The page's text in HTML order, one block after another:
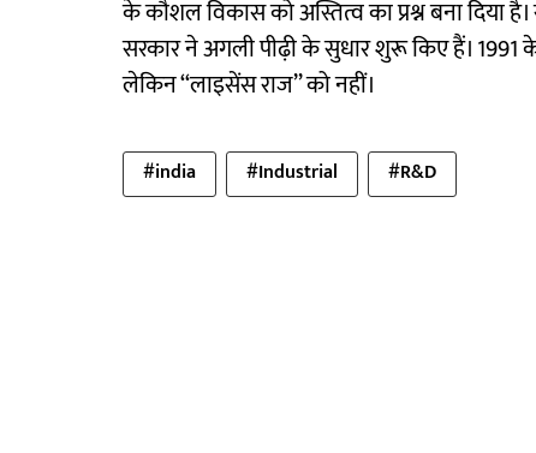
के कौशल विकास को अस्तित्व का प्रश्न बना दिया है।
सरकार ने अगली पीढ़ी के सुधार शुरू किए हैं। 1991
लेकिन ‘‘लाइसेंस राज’’ को नहीं।
#india #Industrial #R&D